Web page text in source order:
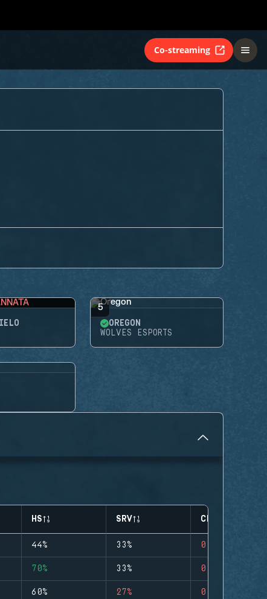
Co-streaming
5
OREGON
WOLVES ESPORTS
HS SRV CLUTCHES
44% 33% 0
70% 33% 0
60% 27% 0